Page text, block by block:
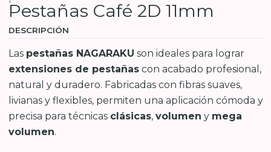
Pestañas Café 2D 11mm
DESCRIPCIÓN
Las pestañas NAGARAKU son ideales para lograr
extensiones de pestañascon acabado profesional,
natural y duradero. Fabricadas con fibras suaves,
livianas y flexibles, permiten una aplicación cómoda y
precisa para técnicas clásicas, volumen y mega
volumen.